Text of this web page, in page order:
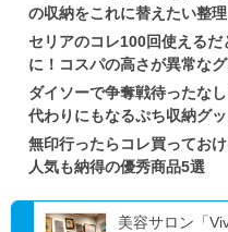
の収納をこれに替えたい整
セリアのコレ100回使える
に！コスパの高さが異常な
ダイソーで争奪戦待ったな
代わりにもなるぷち収納グ
無印行ったらコレ買ってお
人気も納得の優秀商品5選
美容サロン「